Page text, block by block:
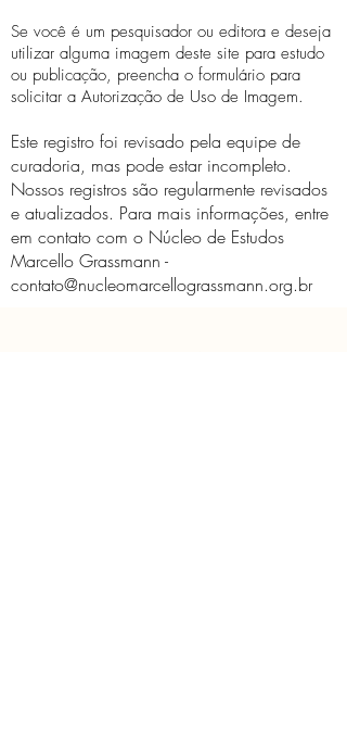
Se você é um pesquisador ou editora e deseja
utilizar alguma imagem deste site para estudo
ou publicação, preencha o formulário para
solicitar a Autorização de Uso de Imagem.
Este registro foi revisado pela equipe de
curadoria, mas pode estar incompleto.
Nossos registros são regularmente revisados ​​
e atualizados. Para mais informações, entre
em contato com o Núcleo de Estudos
Marcello Grassmann -
contato@nucleomarcellograssmann.org.br